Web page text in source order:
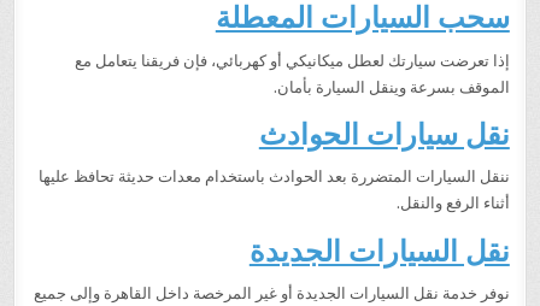
سحب السيارات المعطلة
إذا تعرضت سيارتك لعطل ميكانيكي أو كهربائي، فإن فريقنا يتعامل مع
الموقف بسرعة وينقل السيارة بأمان.
نقل سيارات الحوادث
ننقل السيارات المتضررة بعد الحوادث باستخدام معدات حديثة تحافظ عليها
أثناء الرفع والنقل.
نقل السيارات الجديدة
نوفر خدمة نقل السيارات الجديدة أو غير المرخصة داخل القاهرة وإلى جميع